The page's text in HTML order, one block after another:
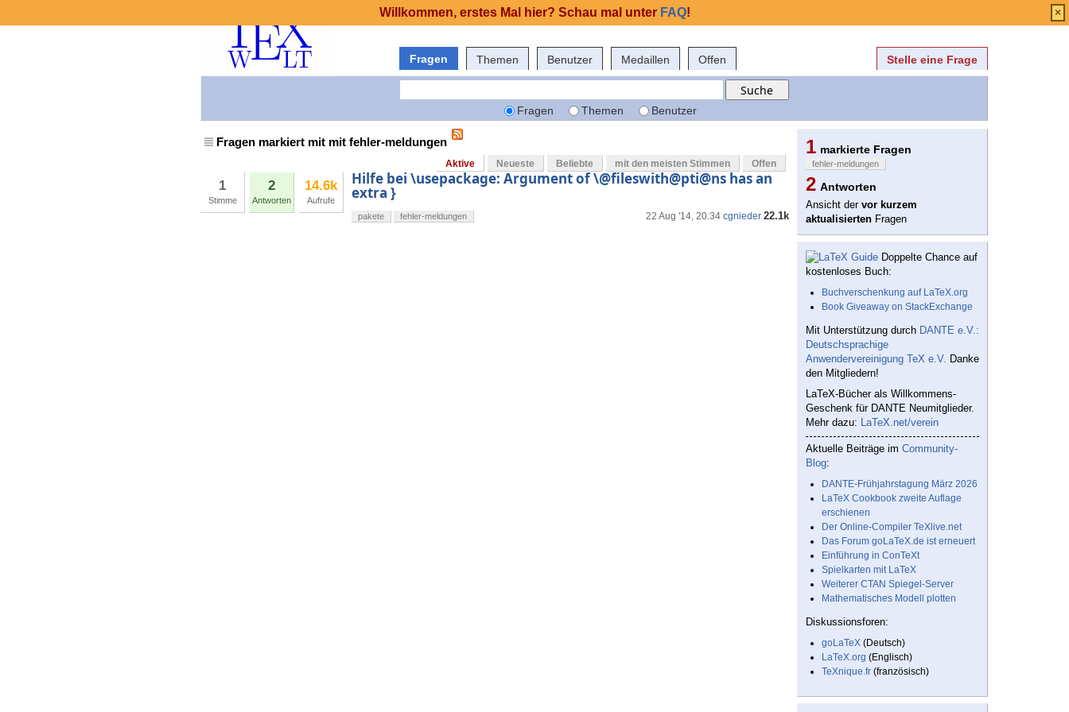
Fragen Themen Benutzer Medaillen Offen Stelle eine Frage
Fragen Themen Benutzer
Fragen markiert mit mit fehler-meldungen
Aktive Neueste Beliebte mit den meisten Stimmen Offen
1
Stimme
2
Antworten
14.6k
Aufrufe
Hilfe bei \usepackage: Argument of \@fileswith@pti@ns has an
extra }
22 Aug '14, 20:34 cgnieder 22.1k
pakete fehler-meldungen
1 markierte Fragen
fehler-meldungen
2 Antworten
Ansicht der vor kurzem
aktualisierten Fragen
Doppelte Chance auf
kostenloses Buch:
Buchverschenkung auf LaTeX.org
Book Giveaway on StackExchange
Mit Unterstützung durch DANTE e.V.:
Deutschsprachige
Anwendervereinigung TeX e.V. Danke
den Mitgliedern!
LaTeX-Bücher als Willkommens-
Geschenk für DANTE Neumitglieder.
Mehr dazu: LaTeX.net/verein
Aktuelle Beiträge im Community-
Blog:
DANTE-Frühjahrstagung März 2026
LaTeX Cookbook zweite Auflage
erschienen
Der Online-Compiler TeXlive.net
Das Forum goLaTeX.de ist erneuert
Einführung in ConTeXt
Spielkarten mit LaTeX
Weiterer CTAN Spiegel-Server
Mathematisches Modell plotten
Diskussionsforen:
goLaTeX (Deutsch)
LaTeX.org (Englisch)
TeXnique.fr (französisch)
Willkommen, erstes Mal hier? Schau mal unter FAQ! ×